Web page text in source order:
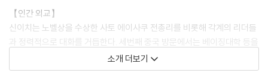
【인간 외교】
신이치는 노벨상을 수상한 사토 에이사쿠 전총리를 비롯해 각계의 리더들
과 정력적으로 대화를 거듭한다. 세번째 중국 방문에서는 베이징대학 등을
연이어 방문하고 덩샤오핑 부총리와 재회한다. 이 때 총리와의 대화에서
난국을 맞이한 중일평화우호조약의 체결의 길을 열기 위해 중국측의 견해
소개 더보기